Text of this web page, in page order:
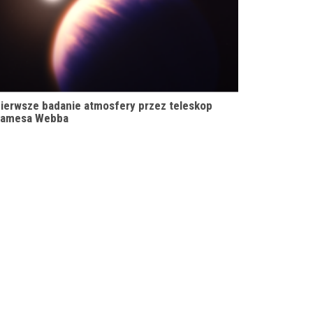
badanie atmosfery przez teleskop
Webba